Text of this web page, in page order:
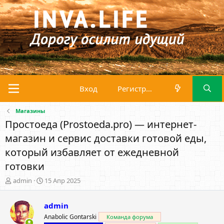
Вход Регистрация
Магазины
Простоеда (Prostoeda.pro) — интернет-
магазин и сервис доставки готовой еды,
который избавляет от ежедневной
готовки
А
в
о
р
admin
Д
а
а
н
15 Апр 2025
admin
Anabolic Gontarski
Команда форума